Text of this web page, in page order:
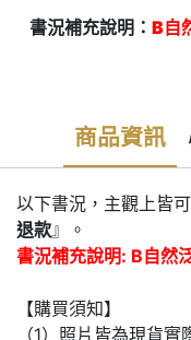
書況補充說明： B自
商品資訊
以下書況，主觀上皆
退款』。
書況補充說明: B自然
【購買須知】
（1）照片皆為現貨